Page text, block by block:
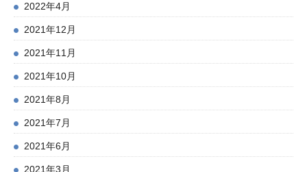
2022年4月
2021年12月
2021年11月
2021年10月
2021年8月
2021年7月
2021年6月
2021年3月